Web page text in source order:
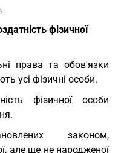
фізичної
права та обов'язки
усі фізичні особи.
фізичної особи
законом,
але ще не народженої